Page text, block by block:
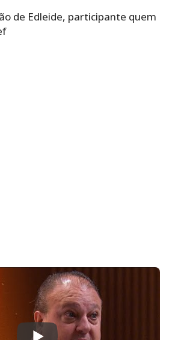
de Edleide, participante quem